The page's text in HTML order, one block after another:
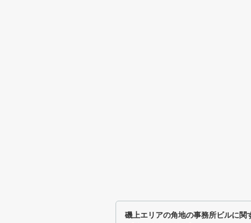
磯上エリアの角地の事務所ビルに関